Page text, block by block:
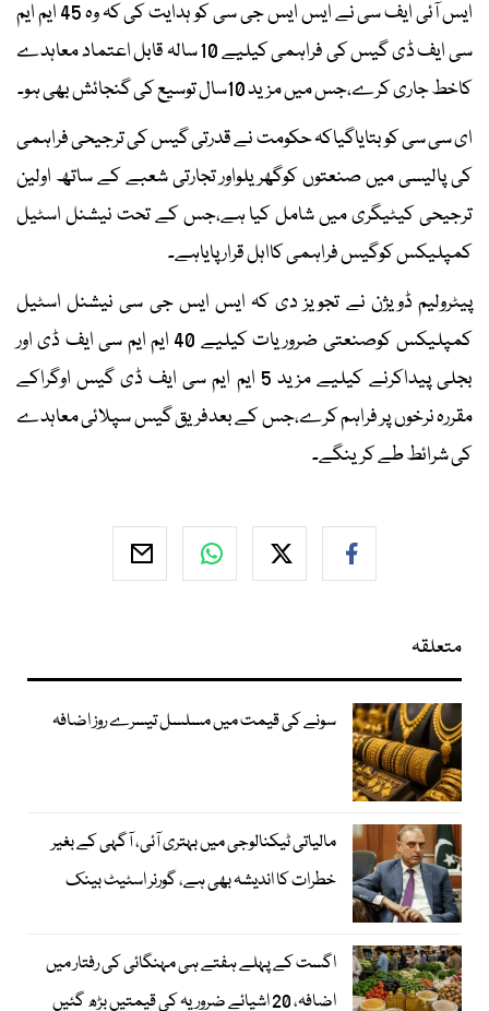
ایس آئی ایف سی نے ایس ایس جی سی کو ہدایت کی کہ وہ 45 ایم ایم
سی ایف ڈی گیس کی فراہمی کیلیے 10 سالہ قابل اعتماد معاہدے
کاخط جاری کرے،جس میں مزید 10سال توسیع کی گنجائش بھی ہو۔
ای سی سی کو بتایاگیاکہ حکومت نے قدرتی گیس کی ترجیحی فراہمی
کی پالیسی میں صنعتوں کوگھریلواور تجارتی شعبے کے ساتھ اولین
ترجیحی کیٹیگری میں شامل کیا ہے،جس کے تحت نیشنل اسٹیل
کمپلیکس کوگیس فراہمی کااہل قرار پایاہے۔
پیٹرولیم ڈویژن نے تجویز دی کہ ایس ایس جی سی نیشنل اسٹیل
کمپلیکس کوصنعتی ضروریات کیلیے 40 ایم ایم سی ایف ڈی اور
بجلی پیداکرنے کیلیے مزید 5 ایم ایم سی ایف ڈی گیس اوگراکے
مقررہ نرخوں پر فراہم کرے،جس کے بعدفریق گیس سپلائی معاہدے
کی شرائط طے کرینگے۔
متعلقہ
سونے کی قیمت میں مسلسل تیسرے روز اضافہ
مالیاتی ٹیکنالوجی میں بہتری آئی، آگہی کے بغیر
خطرات کا اندیشہ بھی ہے، گورنر اسٹیٹ بینک
اگست کے پہلے ہفتے ہی مہنگائی کی رفتار میں
اضافہ، 20 اشیائے ضروریہ کی قیمتیں بڑھ گئیں